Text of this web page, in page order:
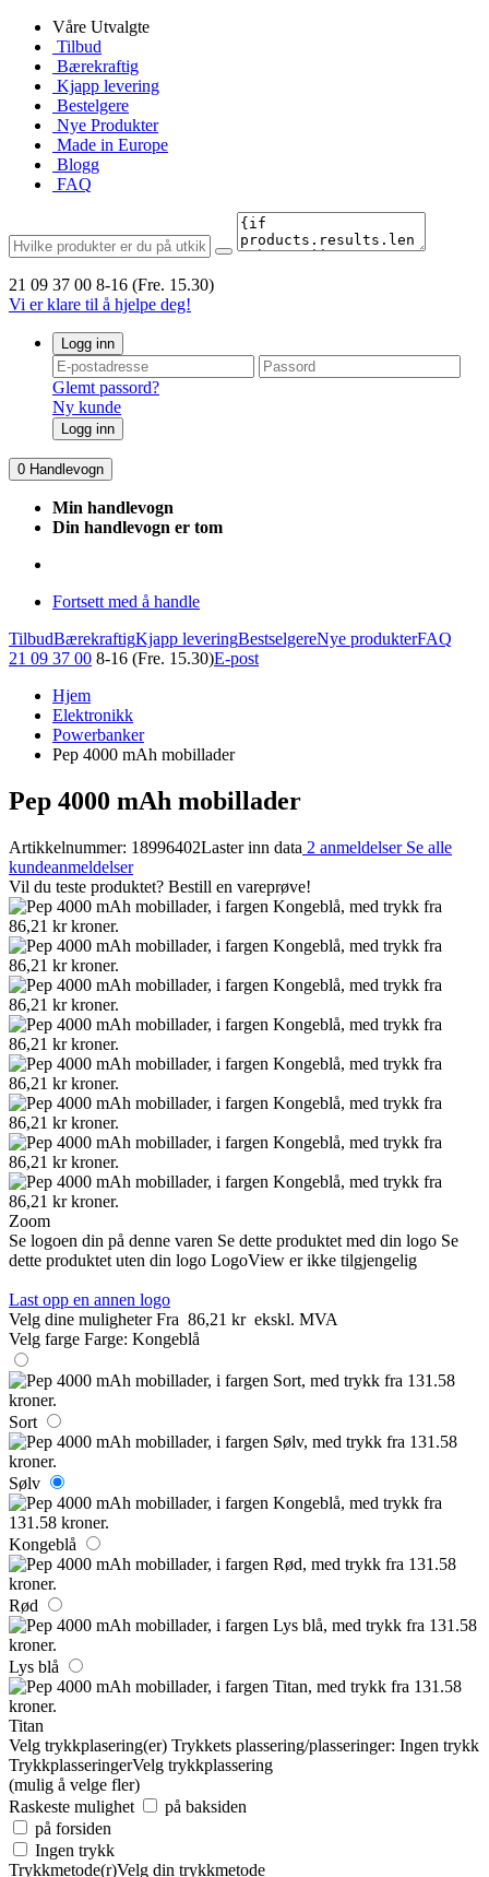
Våre Utvalgte
Tilbud
Bærekraftig
Kjapp levering
Bestelgere
Nye Produkter
Made in Europe
Blogg
FAQ
21 09 37 00 8-16 (Fre. 15.30)
Vi er klare til å hjelpe deg!
Logg inn
Glemt passord?
Ny kunde
Logg inn
0 Handlevogn
Min handlevogn
Din handlevogn er tom
Fortsett med å handle
TilbudBærekraftigKjapp leveringBestselgereNye produkterFAQ
21 09 37 00 8-16 (Fre. 15.30)E-post
Hjem
Elektronikk
Powerbanker
Pep 4000 mAh mobillader
Pep 4000 mAh mobillader
Artikkelnummer: 18996402Laster inn data 2 anmeldelser Se alle
kundeanmeldelser
Vil du teste produktet? Bestill en vareprøve!
Zoom
Se logoen din på denne varen Se dette produktet med din logo Se
dette produktet uten din logo LogoView er ikke tilgjengelig
Last opp en annen logo
Velg dine muligheter Fra 86,21 kr ekskl. MVA
Velg farge Farge: Kongeblå
Sort
Sølv
Kongeblå
Rød
Lys blå
Titan
Velg trykkplasering(er) Trykkets plassering/plasseringer: Ingen trykk
TrykkplasseringerVelg trykkplassering
(mulig å velge fler)
Raskeste mulighet
på baksiden
på forsiden
Ingen trykk
Trykkmetode(r)Velg din trykkmetode